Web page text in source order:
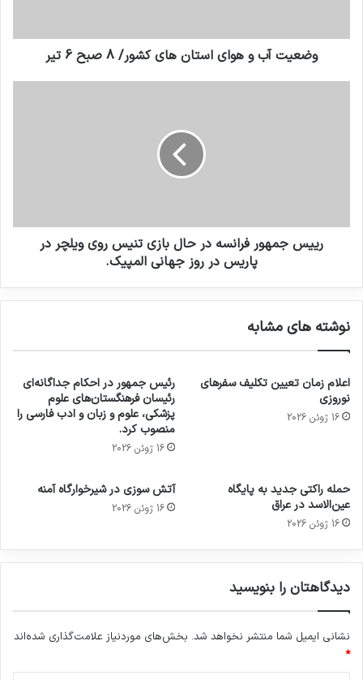
وضعیت آب و هوای استان های کشور/ 8 صبح 6 تیر
رییس جمهور فرانسه در حال بازی تنیس روی ویلچر در
پاریس در روز جهانی المپیک.
نوشته های مشابه
اعلام زمان تعیین تکلیف سفرهای
نوروزی
16 ژوئن 2026
رئیس جمهور در احکام جداگانه‌ای
رئیسان فرهنگستان‌های علوم
پزشکی، علوم و زبان و ادب فارسی را
منصوب کرد.
16 ژوئن 2026
حمله راکتی جدید به پایگاه
عین‌الاسد در عراق
16 ژوئن 2026
آتش سوزی در شیرخوارگاه آمنه
16 ژوئن 2026
دیدگاهتان را بنویسید
نشانی ایمیل شما منتشر نخواهد شد. بخش‌های موردنیاز علامت‌گذاری شده‌اند
*